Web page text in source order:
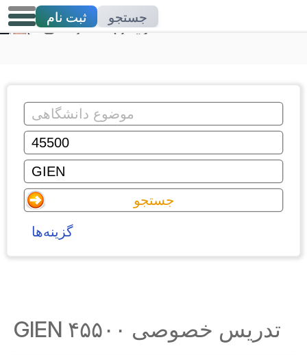
تدریس خصوصی
ثبت نام جستجو
گزینه‌ها
تدریس خصوصی ۴۵۵۰۰ GIEN